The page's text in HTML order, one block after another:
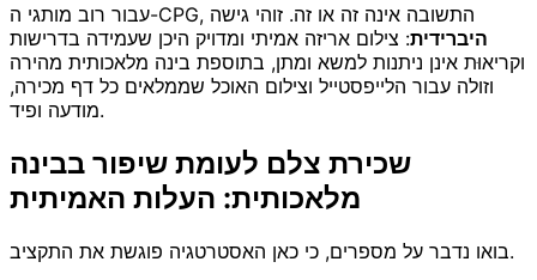
עבור רוב מותגי ה-CPG, התשובה אינה זה או זה. זוהי גישה
היברידית: צילום אריזה אמיתי ומדויק היכן שעמידה בדרישות
וקריאוּת אינן ניתנות למשא ומתן, בתוספת בינה מלאכותית מהירה
וזולה עבור הלייפסטייל וצילום האוכל שממלאים כל דף מכירה,
מודעה ופיד.
שכירת צלם לעומת שיפור בבינה
מלאכותית: העלות האמיתית
בואו נדבר על מספרים, כי כאן האסטרטגיה פוגשת את התקציב.